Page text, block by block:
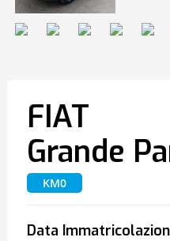
FIAT
Grande
KM0
Data